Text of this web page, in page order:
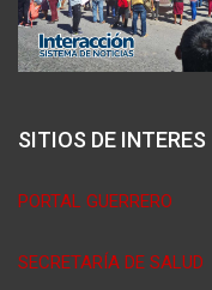
SITIOS DE INTERES
PORTAL GUERRERO
SECRETARÍA DE SALUD